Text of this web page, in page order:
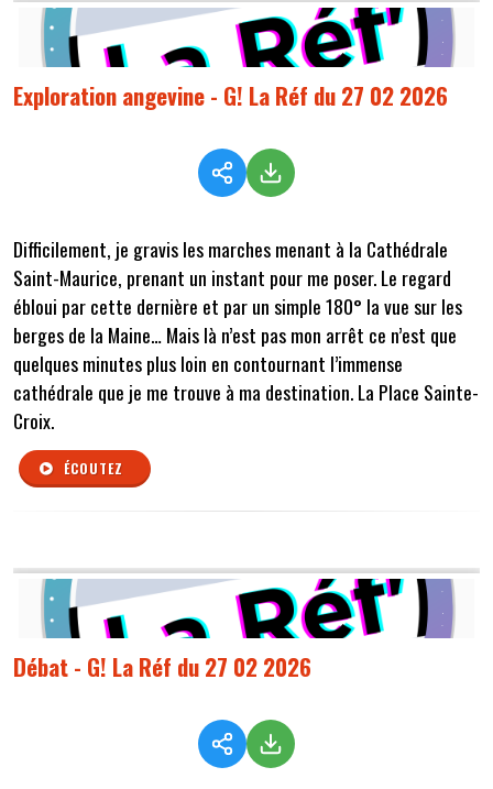
Exploration angevine - G! La Réf du 27 02 2026
Difficilement, je gravis les marches menant à la Cathédrale
Saint-Maurice, prenant un instant pour me poser. Le regard
ébloui par cette dernière et par un simple 180° la vue sur les
berges de la Maine… Mais là n’est pas mon arrêt ce n’est que
quelques minutes plus loin en contournant l’immense
cathédrale que je me trouve à ma destination. La Place Sainte-
Croix.
ÉCOUTEZ
Débat - G! La Réf du 27 02 2026